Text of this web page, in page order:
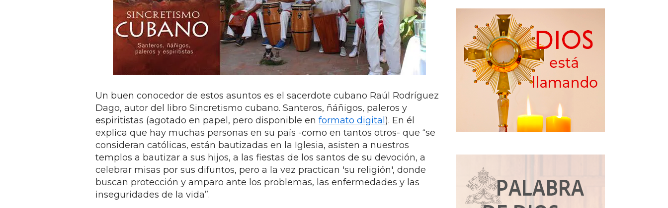
Un buen conocedor de estos asuntos es el sacerdote cubano Raúl Rodríguez
Dago, autor del libro Sincretismo cubano. Santeros, ñáñigos, paleros y
espiritistas (agotado en papel, pero disponible en formato digital ). En él
explica que hay muchas personas en su país -como en tantos otros- que “se
consideran católicas, están bautizadas en la Iglesia, asisten a nuestros
templos a bautizar a sus hijos, a las fiestas de los santos de su devoción, a
celebrar misas por sus difuntos, pero a la vez practican 'su religión', donde
buscan protección y amparo ante los problemas, las enfermedades y las
inseguridades de la vida”.